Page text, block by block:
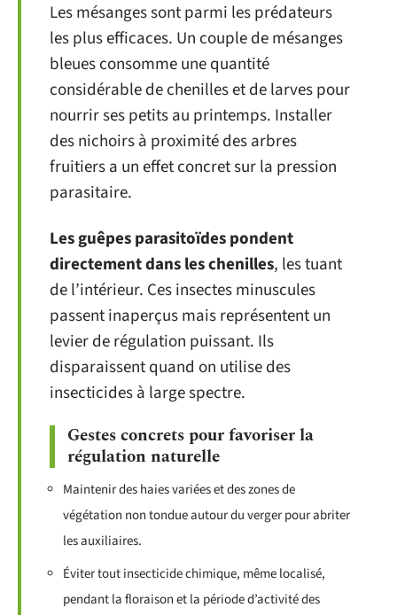
Les mésanges sont parmi les prédateurs
les plus efficaces. Un couple de mésanges
bleues consomme une quantité
considérable de chenilles et de larves pour
nourrir ses petits au printemps. Installer
des nichoirs à proximité des arbres
fruitiers a un effet concret sur la pression
parasitaire.
Les guêpes parasitoïdes pondent
directement dans les chenilles, les tuant
de l’intérieur. Ces insectes minuscules
passent inaperçus mais représentent un
levier de régulation puissant. Ils
disparaissent quand on utilise des
insecticides à large spectre.
Gestes concrets pour favoriser la
régulation naturelle
Maintenir des haies variées et des zones de
végétation non tondue autour du verger pour abriter
les auxiliaires.
Éviter tout insecticide chimique, même localisé,
pendant la floraison et la période d’activité des